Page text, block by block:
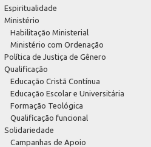
Espiritualidade
Ministério
Habilitação Ministerial
Ministério com Ordenação
Política de Justiça de Gênero
Qualificação
Educação Cristã Contínua
Educação Escolar e Universitária
Formação Teológica
Qualificação funcional
Solidariedade
Campanhas de Apoio